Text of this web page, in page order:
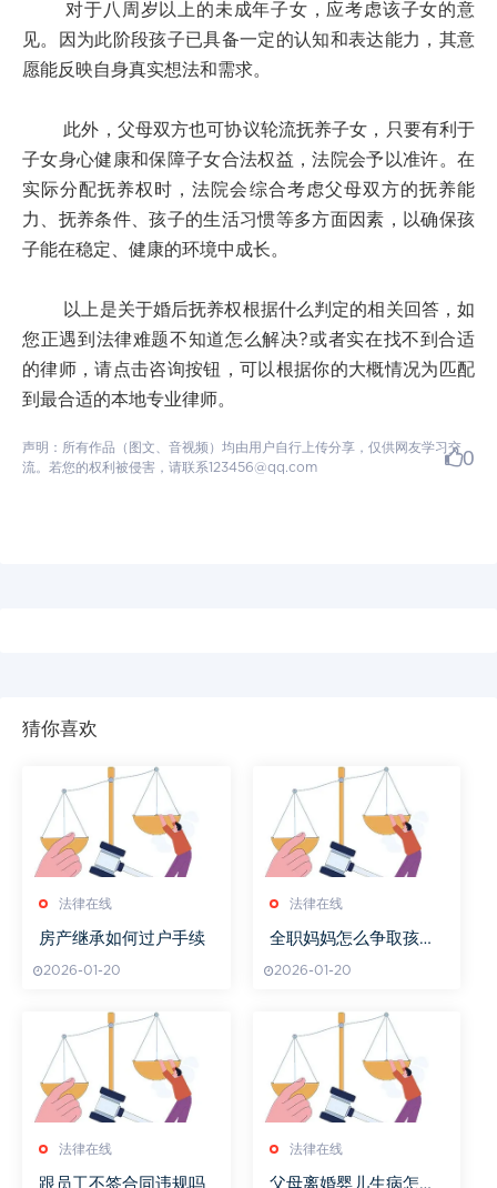
对于八周岁以上的未成年子女，应考虑该子女的意
见。因为此阶段孩子已具备一定的认知和表达能力，其意
愿能反映自身真实想法和需求。
此外，父母双方也可协议轮流抚养子女，只要有利于
子女身心健康和保障子女合法权益，法院会予以准许。在
实际分配抚养权时，法院会综合考虑父母双方的抚养能
力、抚养条件、孩子的生活习惯等多方面因素，以确保孩
子能在稳定、健康的环境中成长。
以上是关于婚后抚养权根据什么判定的相关回答，如
您正遇到法律难题不知道怎么解决?或者实在找不到合适
的律师，请点击咨询按钮，可以根据你的大概情况为匹配
到最合适的本地专业律师。
声明：所有作品（图文、音视频）均由用户自行上传分享，仅供网友学习交
流。若您的权利被侵害，请联系123456@qq.com
0
猜你喜欢
法律在线
房产继承如何过户手续
2026-01-20
法律在线
全职妈妈怎么争取孩子
2026-01-20
法律在线
跟员工不签合同违规吗
法律在线
父母离婚婴儿生病怎么